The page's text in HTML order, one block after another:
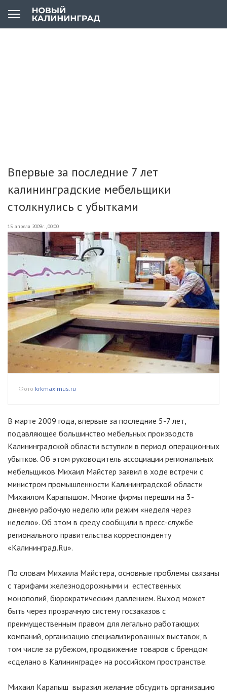
Впервые за последние 7 лет
калининградские мебельщики
столкнулись с убытками
15 апреля 2009г., 00:00
Фото krkmaximus.ru
В марте 2009 года, впервые за последние 5-7 лет,
подавляющее большинство мебельных производств
Калининградской области вступили в период операционных
убытков. Об этом руководитель ассоциации региональных
мебельщиков Михаил Майстер заявил в ходе встречи с
министром промышленности Калининградской области
Михаилом Карапышом. Многие фирмы перешли на 3-
дневную рабочую неделю или режим «неделя через
неделю». Об этом в среду сообщили в пресс-службе
регионального правительства корреспонденту
«Калининград.Ru».
По словам Михаила Майстера, основные проблемы связаны
с тарифами железнодорожными и естественных
монополий, бюрократическим давлением. Выход может
быть через прозрачную систему госзаказов с
преимущественным правом для легально работающих
компаний, организацию специализированных выставок, в
том числе за рубежом, продвижение товаров с брендом
«сделано в Калининграде» на российском пространстве.
Михаил Карапыш выразил желание обсудить организацию